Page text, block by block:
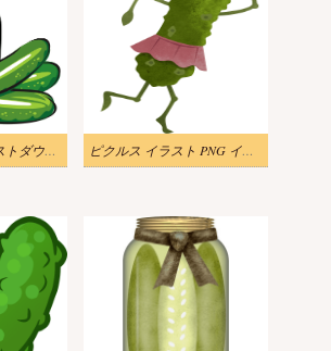
ピクルス瓶のイラストダウンロード ピクルス イラスト PNG イメージ 2